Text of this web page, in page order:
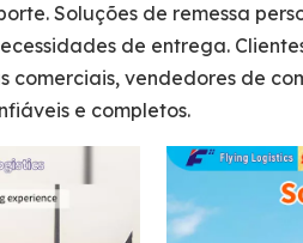
Soluções de remessa
de entrega.
comerciais, vendedores de
​​e completos.